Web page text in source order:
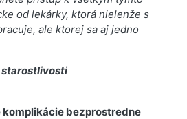
od lekárky, ktorá nielenže s
ale ktorej sa aj jedno
starostlivosti
komplikácie bezprostredne